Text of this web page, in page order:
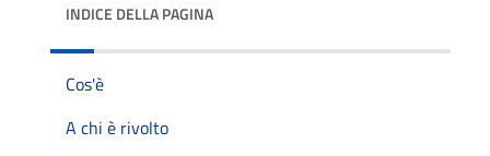
INDICE DELLA PAGINA
Cos'è
A chi è rivolto